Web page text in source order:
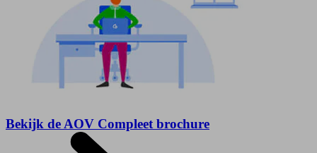
Bekijk de AOV Compleet brochure